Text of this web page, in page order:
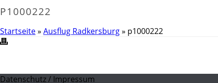
P1000222
Startseite» Ausflug Radkersburg» p1000222
Datenschutz / Impressum